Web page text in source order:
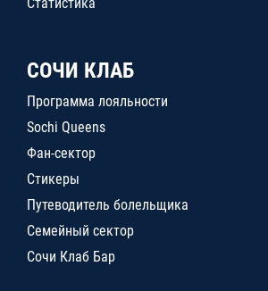
СОЧИ КЛАБ
Программа лояльности
Sochi Queens
Фан-сектор
Стикеры
Путеводитель болельщика
Семейный сектор
Сочи Клаб Бар